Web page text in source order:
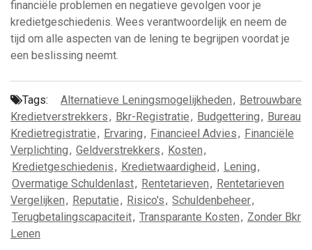
financiële problemen en negatieve gevolgen voor je
kredietgeschiedenis. Wees verantwoordelijk en neem de
tijd om alle aspecten van de lening te begrijpen voordat je
een beslissing neemt.
Tags: Alternatieve Leningsmogelijkheden, Betrouwbare
Kredietverstrekkers, Bkr-Registratie, Budgettering, Bureau
Kredietregistratie, Ervaring, Financieel Advies, Financiële
Verplichting, Geldverstrekkers, Kosten,
Kredietgeschiedenis, Kredietwaardigheid, Lening,
Overmatige Schuldenlast, Rentetarieven, Rentetarieven
Vergelijken, Reputatie, Risico's, Schuldenbeheer,
Terugbetalingscapaciteit, Transparante Kosten, Zonder Bkr
Lenen